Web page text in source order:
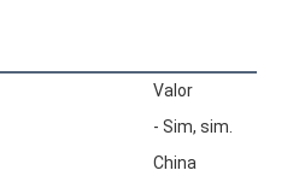
Valor
- Sim, sim.
China